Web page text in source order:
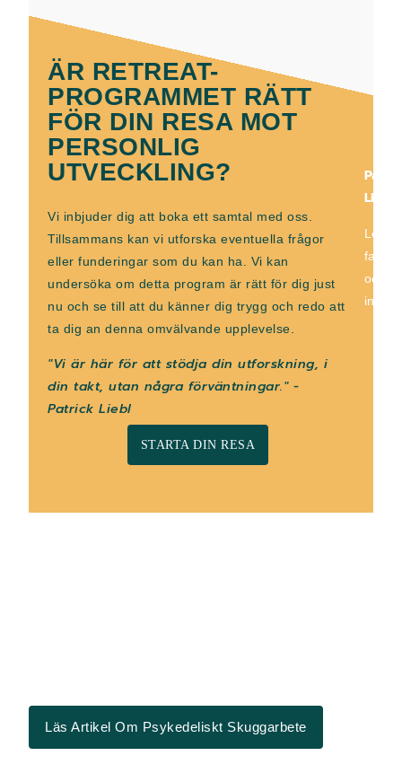
Liebl
och
ÄR RETREAT-
PROGRAMMET RÄTT
FÖR DIN RESA MOT
PERSONLIG
UTVECKLING?
Vi inbjuder dig att boka ett samtal med oss.
Tillsammans kan vi utforska eventuella frågor
eller funderingar som du kan ha. Vi kan
undersöka om detta program är rätt för dig just
nu och se till att du känner dig trygg och redo att
ta dig an denna omvälvande upplevelse.
"Vi är här för att stödja din utforskning, i
din takt, utan några förväntningar." -
Patrick Liebl
STARTA DIN RESA
Läs Artikel Om Psykedeliskt Skuggarbete